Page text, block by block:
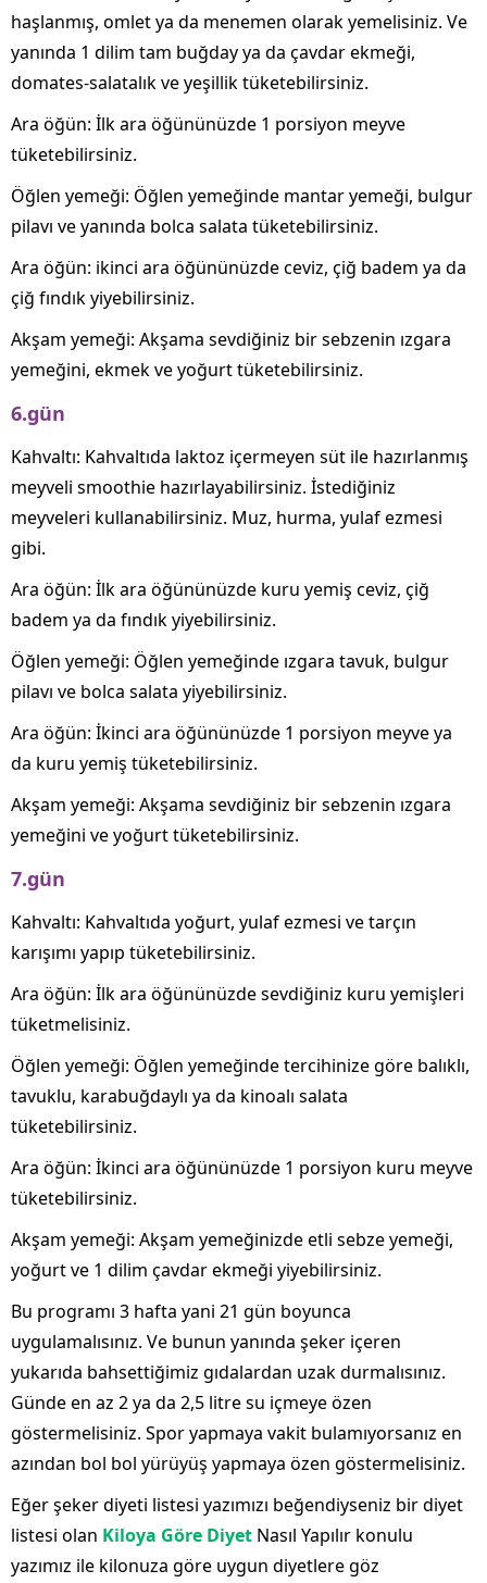
haşlanmış, omlet ya da menemen olarak yemelisiniz. Ve
yanında 1 dilim tam buğday ya da çavdar ekmeği,
domates-salatalık ve yeşillik tüketebilirsiniz.
Ara öğün: İlk ara öğününüzde 1 porsiyon meyve
tüketebilirsiniz.
Öğlen yemeği: Öğlen yemeğinde mantar yemeği, bulgur
pilavı ve yanında bolca salata tüketebilirsiniz.
Ara öğün: ikinci ara öğününüzde ceviz, çiğ badem ya da
çiğ fındık yiyebilirsiniz.
Akşam yemeği: Akşama sevdiğiniz bir sebzenin ızgara
yemeğini, ekmek ve yoğurt tüketebilirsiniz.
6.gün
Kahvaltı: Kahvaltıda laktoz içermeyen süt ile hazırlanmış
meyveli smoothie hazırlayabilirsiniz. İstediğiniz
meyveleri kullanabilirsiniz. Muz, hurma, yulaf ezmesi
gibi.
Ara öğün: İlk ara öğününüzde kuru yemiş ceviz, çiğ
badem ya da fındık yiyebilirsiniz.
Öğlen yemeği: Öğlen yemeğinde ızgara tavuk, bulgur
pilavı ve bolca salata yiyebilirsiniz.
Ara öğün: İkinci ara öğününüzde 1 porsiyon meyve ya
da kuru yemiş tüketebilirsiniz.
Akşam yemeği: Akşama sevdiğiniz bir sebzenin ızgara
yemeğini ve yoğurt tüketebilirsiniz.
7.gün
Kahvaltı: Kahvaltıda yoğurt, yulaf ezmesi ve tarçın
karışımı yapıp tüketebilirsiniz.
Ara öğün: İlk ara öğününüzde sevdiğiniz kuru yemişleri
tüketmelisiniz.
Öğlen yemeği: Öğlen yemeğinde tercihinize göre balıklı,
tavuklu, karabuğdaylı ya da kinoalı salata
tüketebilirsiniz.
Ara öğün: İkinci ara öğününüzde 1 porsiyon kuru meyve
tüketebilirsiniz.
Akşam yemeği: Akşam yemeğinizde etli sebze yemeği,
yoğurt ve 1 dilim çavdar ekmeği yiyebilirsiniz.
Bu programı 3 hafta yani 21 gün boyunca
uygulamalısınız. Ve bunun yanında şeker içeren
yukarıda bahsettiğimiz gıdalardan uzak durmalısınız.
Günde en az 2 ya da 2,5 litre su içmeye özen
göstermelisiniz. Spor yapmaya vakit bulamıyorsanız en
azından bol bol yürüyüş yapmaya özen göstermelisiniz.
Eğer şeker diyeti listesi yazımızı beğendiyseniz bir diyet
listesi olan Kiloya Göre Diyet Nasıl Yapılır konulu
yazımız ile kilonuza göre uygun diyetlere göz